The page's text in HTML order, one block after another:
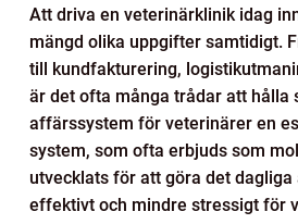
Att driva en veterinärklinik idag
mängd olika uppgifter samtidigt.
till kundfakturering,
är det ofta många trådar att hålla
affärssystem för veterinärer en
system, som ofta erbjuds som
utvecklats för att göra det
effektivt och mindre stressigt för